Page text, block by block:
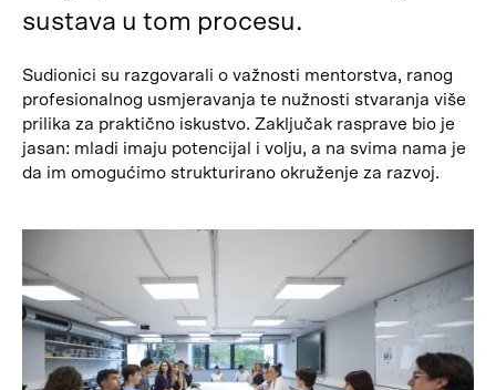
sustava u tom procesu.
Sudionici su razgovarali o važnosti mentorstva, ranog
profesionalnog usmjeravanja te nužnosti stvaranja više
prilika za praktično iskustvo. Zaključak rasprave bio je
jasan: mladi imaju potencijal i volju, a na svima nama je
da im omogućimo strukturirano okruženje za razvoj.